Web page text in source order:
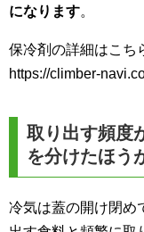
になります。
保冷剤の詳細はこち
https://climber-
取り出す頻度
を分けたほう
冷気は蓋の開け閉め